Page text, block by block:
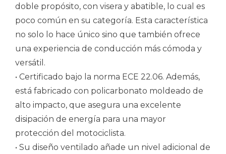
doble propósito, con visera y abatible, lo cual es
poco común en su categoría. Esta característica
no solo lo hace único sino que también ofrece
una experiencia de conducción más cómoda y
versátil.
• Certificado bajo la norma ECE 22.06. Además,
está fabricado con policarbonato moldeado de
alto impacto, que asegura una excelente
disipación de energía para una mayor
protección del motociclista.
• Su diseño ventilado añade un nivel adicional de